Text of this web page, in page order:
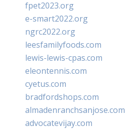
fpet2023.org
e-smart2022.org
ngrc2022.org
leesfamilyfoods.com
lewis-lewis-cpas.com
eleontennis.com
cyetus.com
bradfordshops.com
almadenranchsanjose.com
advocatevijay.com